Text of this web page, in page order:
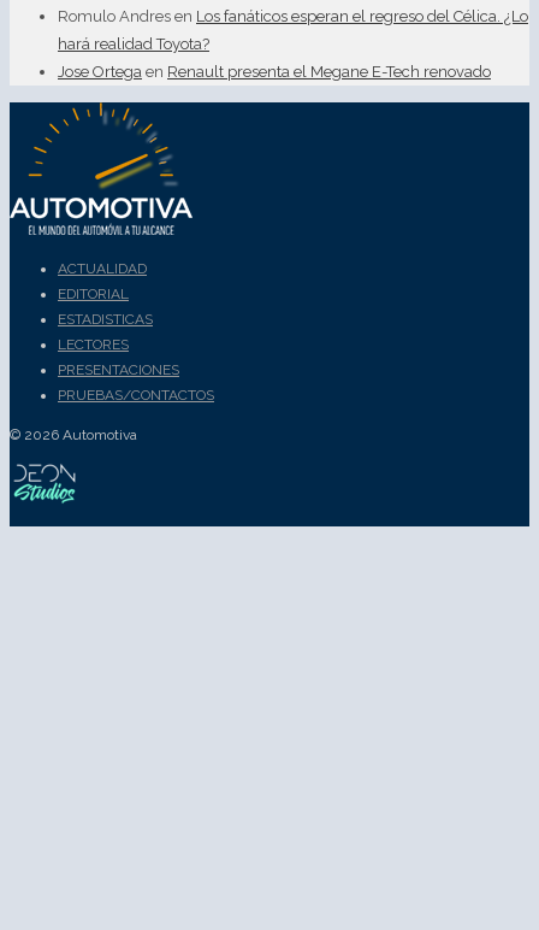
Romulo Andres en Los fanáticos esperan el regreso del Célica. ¿Lo
hará realidad Toyota?
Jose Ortega en Renault presenta el Megane E-Tech renovado
ACTUALIDAD
EDITORIAL
ESTADISTICAS
LECTORES
PRESENTACIONES
PRUEBAS/CONTACTOS
© 2026 Automotiva